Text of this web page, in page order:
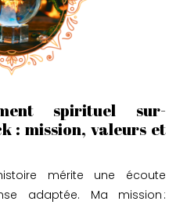
spirituel sur-
: mission, valeurs et
mérite une écoute
adaptée. Ma mission :